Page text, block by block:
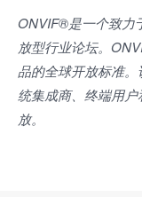
ONVIF®是一个致力
放型行业论坛。
品的全球开放标准
统集成商、终端用
放。